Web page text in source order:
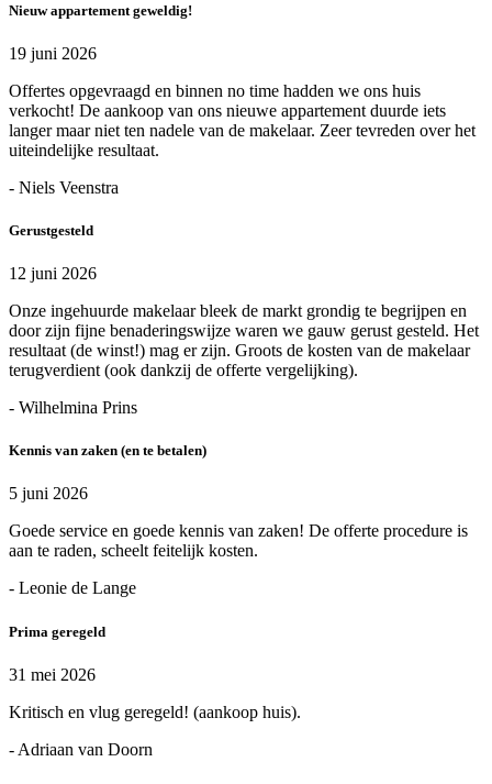
Nieuw appartement geweldig!
19 juni 2026
Offertes opgevraagd en binnen no time hadden we ons huis
verkocht! De aankoop van ons nieuwe appartement duurde iets
langer maar niet ten nadele van de makelaar. Zeer tevreden over het
uiteindelijke resultaat.
- Niels Veenstra
Gerustgesteld
12 juni 2026
Onze ingehuurde makelaar bleek de markt grondig te begrijpen en
door zijn fijne benaderingswijze waren we gauw gerust gesteld. Het
resultaat (de winst!) mag er zijn. Groots de kosten van de makelaar
terugverdient (ook dankzij de offerte vergelijking).
- Wilhelmina Prins
Kennis van zaken (en te betalen)
5 juni 2026
Goede service en goede kennis van zaken! De offerte procedure is
aan te raden, scheelt feitelijk kosten.
- Leonie de Lange
Prima geregeld
31 mei 2026
Kritisch en vlug geregeld! (aankoop huis).
- Adriaan van Doorn